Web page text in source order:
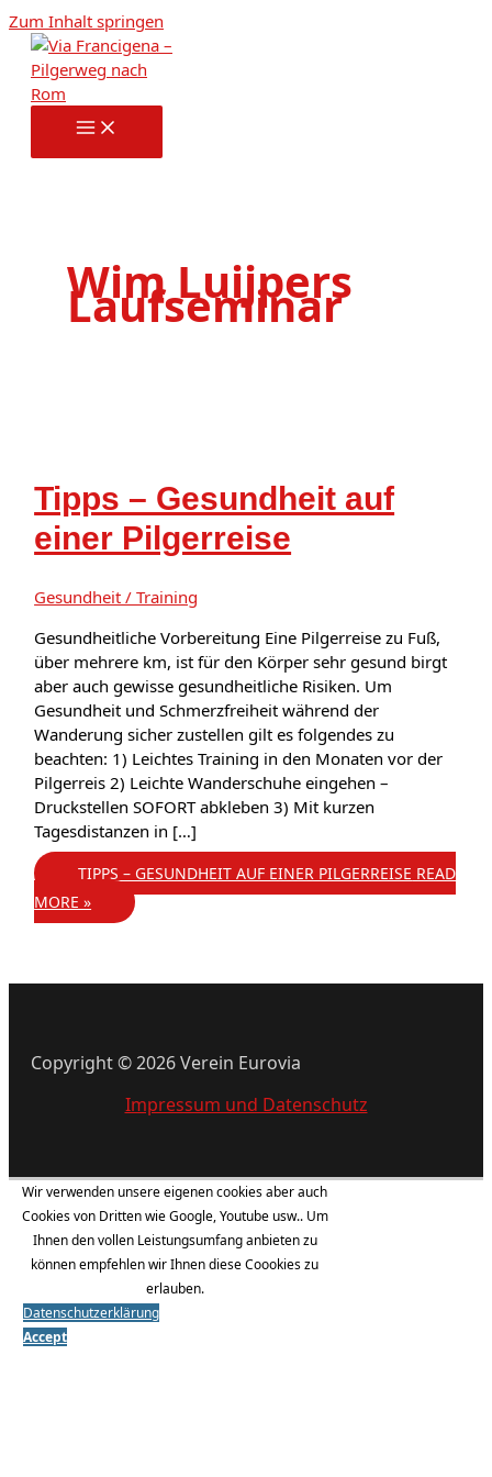
Zum Inhalt springen
Wim Luijpers
Laufseminar
Tipps – Gesundheit auf
einer Pilgerreise
Gesundheit / Training
Gesundheitliche Vorbereitung Eine Pilgerreise zu Fuß,
über mehrere km, ist für den Körper sehr gesund birgt
aber auch gewisse gesundheitliche Risiken. Um
Gesundheit und Schmerzfreiheit während der
Wanderung sicher zustellen gilt es folgendes zu
beachten: 1) Leichtes Training in den Monaten vor der
Pilgerreis 2) Leichte Wanderschuhe eingehen –
Druckstellen SOFORT abkleben 3) Mit kurzen
Tagesdistanzen in […]
TIPPS – GESUNDHEIT AUF EINER PILGERREISE READ
MORE »
Copyright © 2026 Verein Eurovia
Impressum und Datenschutz
Wir verwenden unsere eigenen cookies aber auch
Cookies von Dritten wie Google, Youtube usw.. Um
Ihnen den vollen Leistungsumfang anbieten zu
können empfehlen wir Ihnen diese Coookies zu
erlauben.
Datenschutzerklärung
Accept